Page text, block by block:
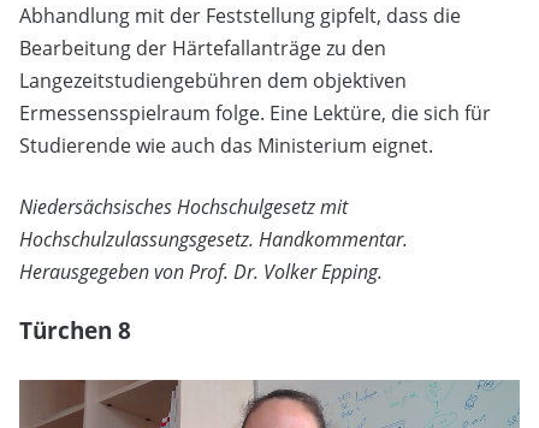
Abhandlung mit der Feststellung gipfelt, dass die
Bearbeitung der Härtefallanträge zu den
Langezeitstudiengebühren dem objektiven
Ermessensspielraum folge. Eine Lektüre, die sich für
Studierende wie auch das Ministerium eignet.
Niedersächsisches Hochschulgesetz mit
Hochschulzulassungsgesetz. Handkommentar.
Herausgegeben von Prof. Dr. Volker Epping.
Türchen 8